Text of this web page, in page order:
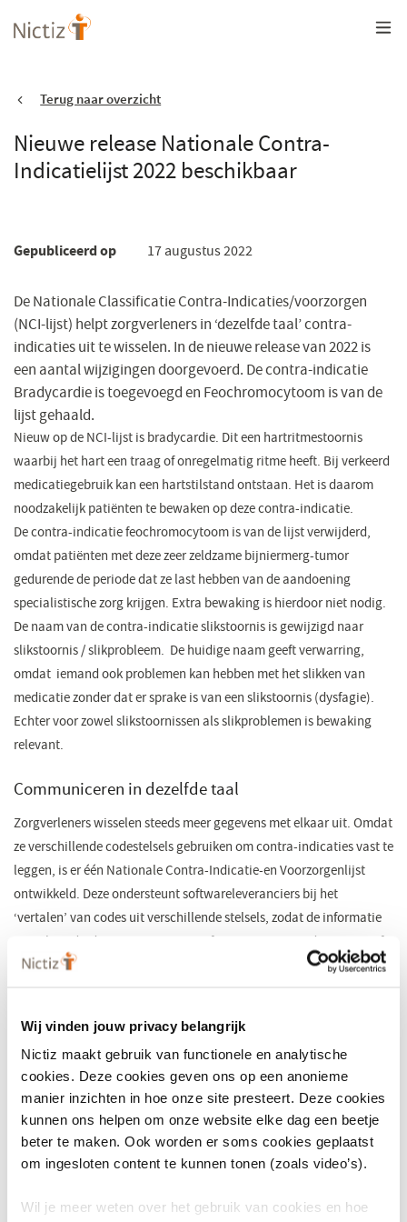
Wij vinden jouw privacy belangrijk
Nictiz maakt gebruik van functionele en analytische
cookies. Deze cookies geven ons op een anonieme
manier inzichten in hoe onze site presteert. Deze cookies
kunnen ons helpen om onze website elke dag een beetje
beter te maken. Ook worden er soms cookies geplaatst
om ingesloten content te kunnen tonen (zoals video’s).
Wil je meer weten over het gebruik van cookies en hoe
Overslaan
en
gaanTerug naar overzicht
Nieuwe release Nationale Contra-
Indicatielijst 2022 beschikbaar
Gepubliceerd op 17 augustus 2022
De Nationale Classificatie Contra-Indicaties/voorzorgen
(NCI-lijst) helpt zorgverleners in ‘dezelfde taal’ contra-
indicaties uit te wisselen. In de nieuwe release van 2022 is
een aantal wijzigingen doorgevoerd. De contra-indicatie
Bradycardie is toegevoegd en Feochromocytoom is van de
lijst gehaald.
Nieuw op de NCI-lijst is bradycardie. Dit een hartritmestoornis
waarbij het hart een traag of onregelmatig ritme heeft. Bij verkeerd
medicatiegebruik kan een hartstilstand ontstaan. Het is daarom
noodzakelijk patiënten te bewaken op deze contra-indicatie.
De contra-indicatie feochromocytoom is van de lijst verwijderd,
omdat patiënten met deze zeer zeldzame bijniermerg-tumor
gedurende de periode dat ze last hebben van de aandoening
specialistische zorg krijgen. Extra bewaking is hierdoor niet nodig.
De naam van de contra-indicatie slikstoornis is gewijzigd naar
slikstoornis / slikprobleem. De huidige naam geeft verwarring,
omdat iemand ook problemen kan hebben met het slikken van
medicatie zonder dat er sprake is van een slikstoornis (dysfagie).
Echter voor zowel slikstoornissen als slikproblemen is bewaking
relevant.
Communiceren in dezelfde taal
Zorgverleners wisselen steeds meer gegevens met elkaar uit. Omdat
ze verschillende codestelsels gebruiken om contra-indicaties vast te
leggen, is er één Nationale Contra-Indicatie-en Voorzorgenlijst
ontwikkeld. Deze ondersteunt softwareleveranciers bij het
‘vertalen’ van codes uit verschillende stelsels, zodat de informatie
overal eenduidig is. Het gaat om informatie over aandoeningen of
kenmerken van patiënten, waarbij geneesmiddelen niet of slechts
Samenwerking
De NCI-lijst komt tot stand in samenwerking tussen Koninklijke
Nederlandse Maatschappij ter bevordering der Pharmacie (KNMP),
Nederlands Huisartsen Genootschap (NHG), Stichting Health Base
(SHB), de Nederlandse Vereniging van Ziekenhuisapothekers
(NVZA), de Federatie Medisch Specialisten (FMS) en Nictiz.
medicatiebewakingsadviezen worden opgesteld. Stichting Health